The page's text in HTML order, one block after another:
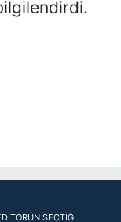
SEÇTIĞI